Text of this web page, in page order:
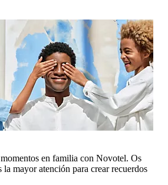
en familia con Novotel. Os
la mayor atención para crear recuerdos